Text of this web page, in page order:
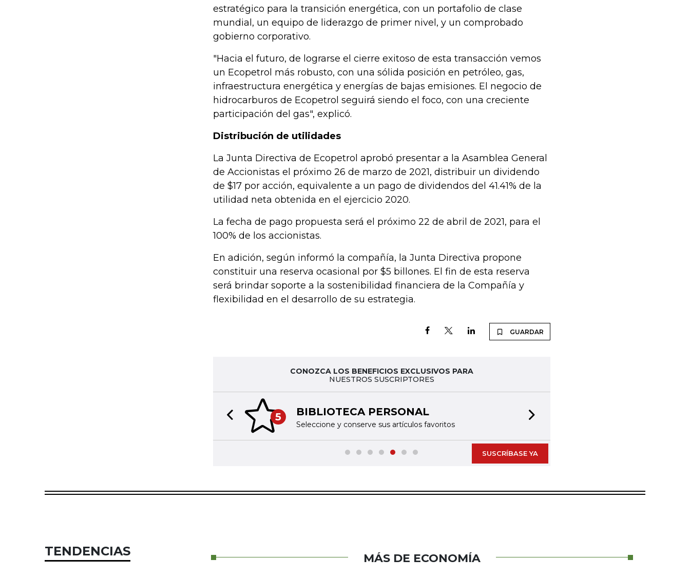
estratégico para la transición energética, con un portafolio de clase
mundial, un equipo de liderazgo de primer nivel, y un comprobado
gobierno corporativo.
"Hacia el futuro, de lograrse el cierre exitoso de esta transacción vemos
un Ecopetrol más robusto, con una sólida posición en petróleo, gas,
infraestructura energética y energías de bajas emisiones. El negocio de
hidrocarburos de Ecopetrol seguirá siendo el foco, con una creciente
participación del gas", explicó.
Distribución de utilidades
La Junta Directiva de Ecopetrol aprobó presentar a la Asamblea General
de Accionistas el próximo 26 de marzo de 2021, distribuir un dividendo
de $17 por acción, equivalente a un pago de dividendos del 41.41% de la
utilidad neta obtenida en el ejercicio 2020.
La fecha de pago propuesta será el próximo 22 de abril de 2021, para el
100% de los accionistas.
En adición, según informó la compañía, la Junta Directiva propone
constituir una reserva ocasional por $5 billones. El fin de esta reserva
será brindar soporte a la sostenibilidad financiera de la Compañía y
flexibilidad en el desarrollo de su estrategia.
GUARDAR
CONOZCA LOS BENEFICIOS EXCLUSIVOS PARA
NUESTROS SUSCRIPTORES
5 BIBLIOTECA PERSONAL
Seleccione y conserve sus artículos favoritos
Previous slide
SUSCRÍBASE YA
TENDENCIAS MÁS DE ECONOMÍA